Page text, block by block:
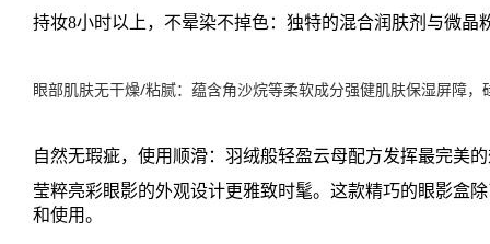
持妆8小时以上，不晕染不掉色：独特的混合润肤剂与微晶
眼部肌肤无干燥/粘腻：蕴含角沙烷等柔软成分强健肌肤保湿屏障
自然无瑕疵，使用顺滑：羽绒般轻盈云母配方发挥最完美
莹粹亮彩眼影的外观设计更雅致时髦。这款精巧的眼影盒
和使用。